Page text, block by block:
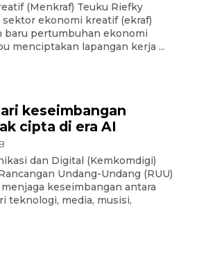
(Menkraf) Teuku Riefky
sektor ekonomi kreatif (ekraf)
baru pertumbuhan ekonomi
menciptakan lapangan kerja ...
keseimbangan
cipta di era AI
dan Digital (Kemkomdigi)
Undang-Undang (RUU)
keseimbangan antara
teknologi, media, musisi,